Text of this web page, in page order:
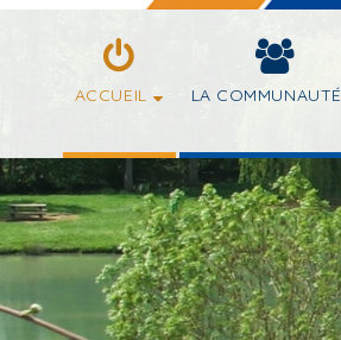
ACCUEIL LA COMMUNAUTÉ